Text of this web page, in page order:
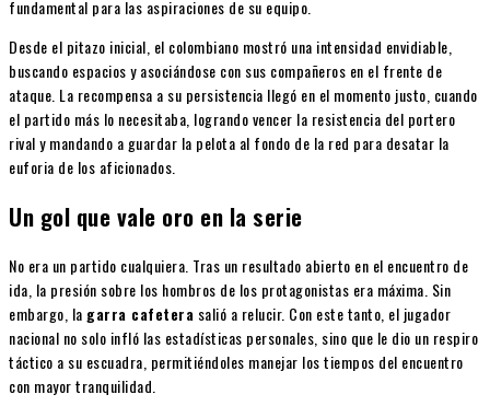
fundamental para las aspiraciones de su equipo.
Desde el pitazo inicial, el colombiano mostró una intensidad envidiable,
buscando espacios y asociándose con sus compañeros en el frente de
ataque. La recompensa a su persistencia llegó en el momento justo, cuando
el partido más lo necesitaba, logrando vencer la resistencia del portero
rival y mandando a guardar la pelota al fondo de la red para desatar la
euforia de los aficionados.
Un gol que vale oro en la serie
No era un partido cualquiera. Tras un resultado abierto en el encuentro de
ida, la presión sobre los hombros de los protagonistas era máxima. Sin
embargo, la garra cafetera salió a relucir. Con este tanto, el jugador
nacional no solo infló las estadísticas personales, sino que le dio un respiro
táctico a su escuadra, permitiéndoles manejar los tiempos del encuentro
con mayor tranquilidad.